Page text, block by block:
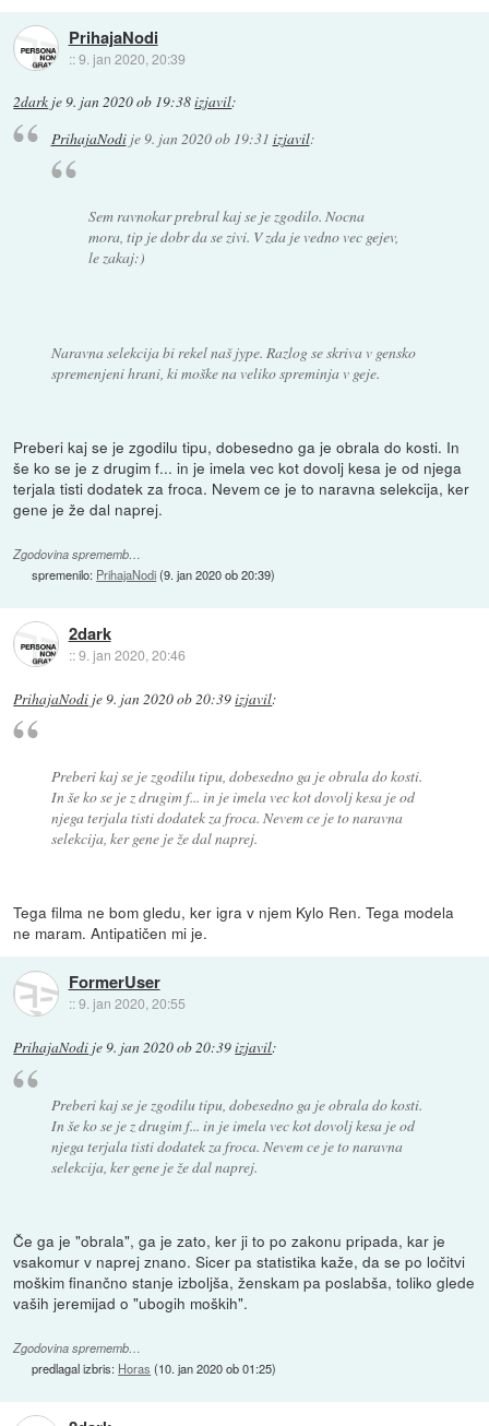
PrihajaNodi
::9. jan 2020, 20:39
2dark je9. jan 2020 ob 19:38izjavil:
PrihajaNodije9. jan 2020 ob 19:31 izjavil:
Sem ravnokar prebral kaj se je zgodilo. Nocna
mora, tip je dobr da se zivi. V zda je vedno vec gejev,
le zakaj:)
Naravna selekcija bi rekel naš jype. Razlog se skriva v gensko
spremenjeni hrani, ki moške na veliko spreminja v geje.
Preberi kaj se je zgodilu tipu, dobesedno ga je obrala do kosti. In
še ko se je z drugim f... in je imela vec kot dovolj kesa je od njega
terjala tisti dodatek za froca. Nevem ce je to naravna selekcija, ker
gene je že dal naprej.
Zgodovina sprememb…
spremenilo: PrihajaNodi(9. jan 2020 ob 20:39)
2dark
::9. jan 2020, 20:46
PrihajaNodi je9. jan 2020 ob 20:39izjavil:
Preberi kaj se je zgodilu tipu, dobesedno ga je obrala do kosti.
In še ko se je z drugim f... in je imela vec kot dovolj kesa je od
njega terjala tisti dodatek za froca. Nevem ce je to naravna
selekcija, ker gene je že dal naprej.
Tega filma ne bom gledu, ker igra v njem Kylo Ren. Tega modela
ne maram. Antipatičen mi je.
FormerUser
::9. jan 2020, 20:55
PrihajaNodi je9. jan 2020 ob 20:39izjavil:
Preberi kaj se je zgodilu tipu, dobesedno ga je obrala do kosti.
In še ko se je z drugim f... in je imela vec kot dovolj kesa je od
njega terjala tisti dodatek za froca. Nevem ce je to naravna
selekcija, ker gene je že dal naprej.
Če ga je "obrala", ga je zato, ker ji to po zakonu pripada, kar je
vsakomur v naprej znano. Sicer pa statistika kaže, da se po ločitvi
moškim finančno stanje izboljša, ženskam pa poslabša, toliko glede
vaših jeremijad o "ubogih moških".
Zgodovina sprememb…
predlagal izbris: Horas (10. jan 2020 ob 01:25)